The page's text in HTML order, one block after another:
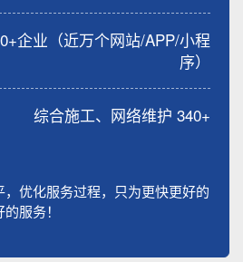
企业（近万个网站/APP/小程
序）
综合施工、网络维护 340+
优化服务过程，只为更快更好的
服务！